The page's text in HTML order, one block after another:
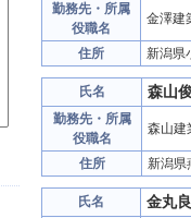
勤務先・所属
役職名
金澤建
住所 新潟
氏名 森山
勤務先・所属
役職名
森山建
住所 新潟
氏名 金丸